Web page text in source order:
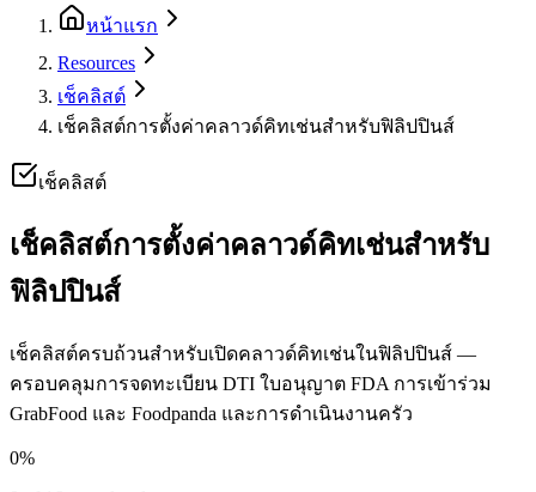
หน้าแรก
Resources
เช็คลิสต์
เช็คลิสต์การตั้งค่าคลาวด์คิทเช่นสำหรับฟิลิปปินส์
เช็คลิสต์
เช็คลิสต์การตั้งค่าคลาวด์คิทเช่นสำหรับ
ฟิลิปปินส์
เช็คลิสต์ครบถ้วนสำหรับเปิดคลาวด์คิทเช่นในฟิลิปปินส์ —
ครอบคลุมการจดทะเบียน DTI ใบอนุญาต FDA การเข้าร่วม
GrabFood และ Foodpanda และการดำเนินงานครัว
0%